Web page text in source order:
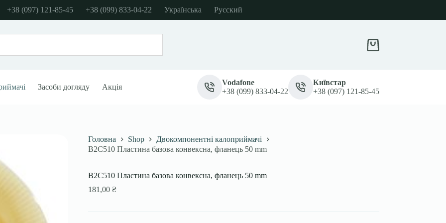
+38 (097) 121-85-45 +38 (099) 833-04-22 Українська Русский
Кошик
Засоби догляду Акція
Vodafone
+38 (099) 833-04-22
Київстар
+38 (097) 121-85-45
Головна Shop
Двокомпонентні калоприймачі
B2C510 Пластина базова конвексна, фланець 50 mm
B2C510 Пластина базова конвексна, фланець 50 mm
181,00 ₴